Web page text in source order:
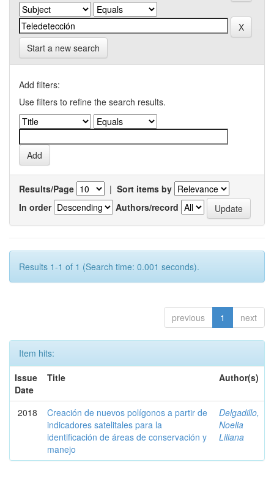
Start a new search
Add filters:
Use filters to refine the search results.
Results/Page | Sort items by
In order
Authors/record
Results 1-1 of 1 (Search time: 0.001 seconds).
previous 1 next
Item hits:
Issue
Date
Title Author(s)
2018
Creación de nuevos polígonos a partir de
indicadores satelitales para la
identificación de áreas de conservación y
manejo
Delgadillo,
Noelia
Liliana